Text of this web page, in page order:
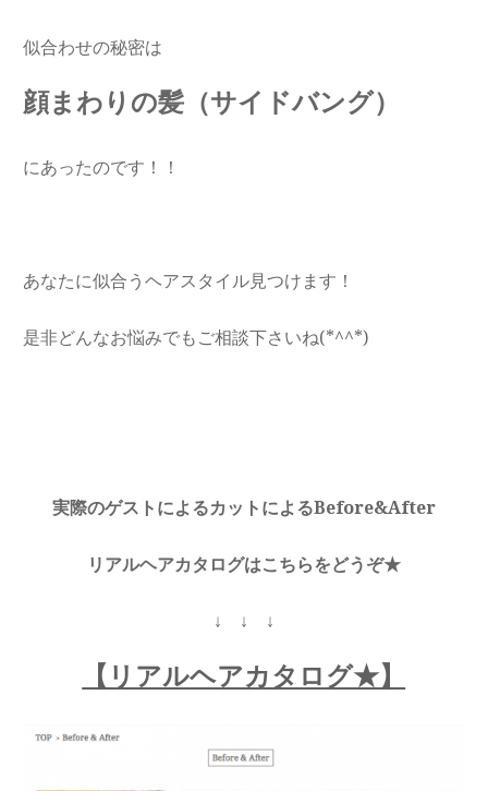
似合わせの秘密は
顔まわりの髪（サイドバング）
にあったのです！！
あなたに似合うヘアスタイル見つけます！
是非どんなお悩みでもご相談下さいね(*^^*)
実際のゲストによるカットによるBefore&After
リアルヘアカタログはこちらをどうぞ★
↓ ↓ ↓
【リアルヘアカタログ★】